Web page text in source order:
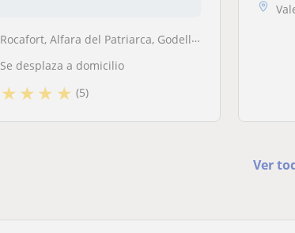
Rocafort, Alfara del Patriarca, Godella, Moncada, Llíria, La Pobla de ...
Se desplaza a domicilio
★★★ ★ (5)
Ver